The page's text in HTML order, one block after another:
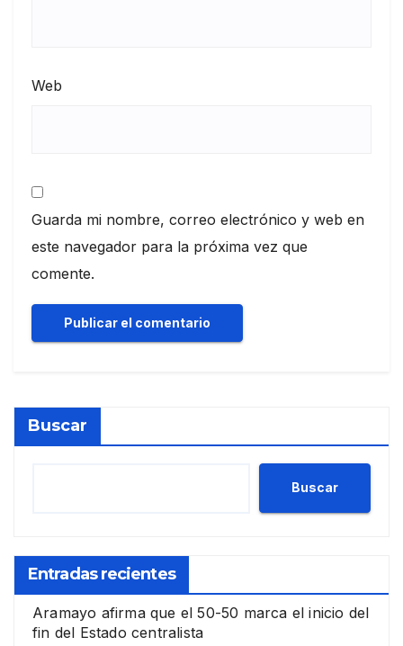
Web
Guarda mi nombre, correo electrónico y web en
este navegador para la próxima vez que
comente.
Buscar
Buscar
Entradas recientes
Aramayo afirma que el 50-50 marca el inicio del
fin del Estado centralista